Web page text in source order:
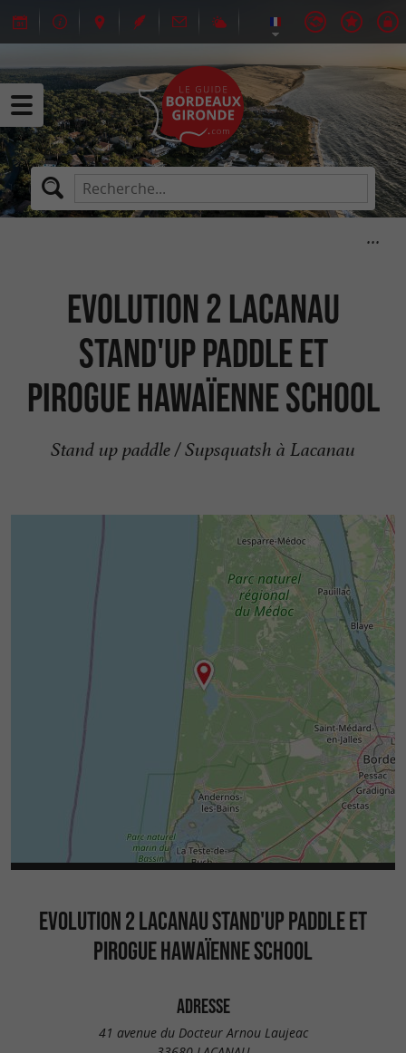
Evolution 2 Lacanau
Stand'Up Paddle et
Pirogue Hawaïenne School
Stand up paddle / Supsquatsh à Lacanau
EVOLUTION 2 LACANAU STAND'UP PADDLE ET
PIROGUE HAWAÏENNE SCHOOL
ADRESSE
41 avenue du Docteur Arnou Laujeac